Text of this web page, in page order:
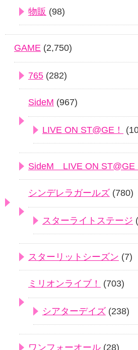
物販 (98)
GAME (2,750)
765 (282)
SideM (967)
LIVE ON ST@GE！
SideM LIVE ON ST@GE
シンデレラガールズ (780)
スターライトステージ
スターリットシーズン (7)
ミリオンライブ！ (703)
シアターデイズ (238)
ワンフォーオール (28)